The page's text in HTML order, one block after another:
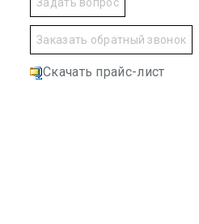
Задать вопрос
Заказать обратный звонок
Скачать прайс-лист